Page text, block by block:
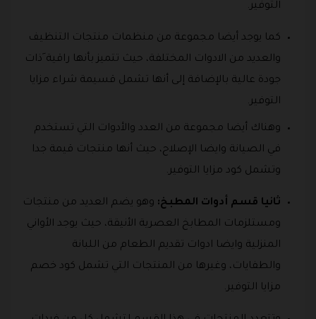
التوفير.
كما يوجد أيضا مجموعة من منظمات منتجات التنظيف
والعديد من الادوات المختلفة، حيث تتميز بأنها راقية َذات
جودة عالية بالإضافة إلى أنها تشمل قسيمة شراء مزايا
التوفير.
وهناك أيضا مجموعة من العدد والأدوات التي تستخدم
في الصيانة وايضا الإصلاح، حيث أنها منتجات قيمة جدا
وتشمل كود مزايا التوفير.
ثانيا قسم أدوات المطبخ: وهو يضم العديد من منتجات
ومستلزمات المطابخ العصرية الأنيقة، حيث يوجد الأواني
المنزلية وايضا ادوات تقديم الطعام من اللبانة
والطفايات، وغيرها من المنتجات التي تشمل كود خصم
مزايا التوفير.